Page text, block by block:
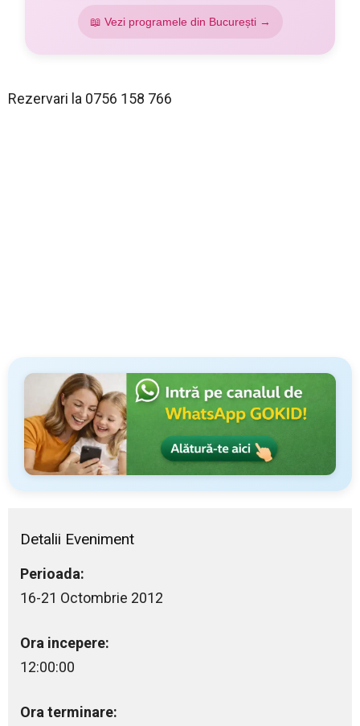
📖 Vezi programele din București →
Rezervari la 0756 158 766
Detalii Eveniment
Perioada:
16-21 Octombrie 2012
Ora incepere:
12:00:00
Ora terminare: